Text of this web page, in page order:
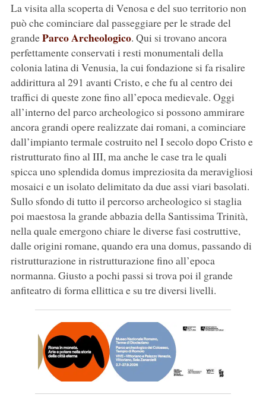
La visita alla scoperta di Venosa e del suo territorio non
può che cominciare dal passeggiare per le strade del
grandeParco Archeologico. Qui si trovano ancora
perfettamente conservati i resti monumentali della
colonia latina di Venusia, la cui fondazione si fa risalire
addirittura al 291 avanti Cristo, e che fu al centro dei
traffici di queste zone fino all’epoca medievale. Oggi
all’interno del parco archeologico si possono ammirare
ancora grandi opere realizzate dai romani, a cominciare
dall’impianto termale costruito nel I secolo dopo Cristo e
ristrutturato fino al III, ma anche le case tra le quali
spicca uno splendida domus impreziosita da meravigliosi
mosaici e un isolato delimitato da due assi viari basolati.
Sullo sfondo di tutto il percorso archeologico si staglia
poi maestosa la grande abbazia della Santissima Trinità,
nella quale emergono chiare le diverse fasi costruttive,
dalle origini romane, quando era una domus, passando di
ristrutturazione in ristrutturazione fino all’epoca
normanna. Giusto a pochi passi si trova poi il grande
anfiteatro di forma ellittica e su tre diversi livelli.